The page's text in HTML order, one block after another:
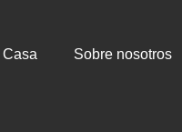
Casa Sobre nosotros